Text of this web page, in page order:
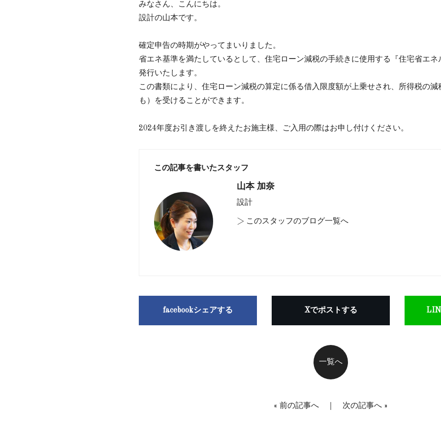
みなさん、こんにちは。
設計の山本です。
確定申告の時期がやってまいりました。
省エネ基準を満たしているとして、住宅ローン減税の手続きに使用する『住宅省エネ
発行いたします。
この書類により、住宅ローン減税の算定に係る借入限度額が上乗せされ、所得税の
も）を受けることができます。
2024年度お引き渡しを終えたお施主様、ご入用の際はお申し付けください。
この記事を書いたスタッフ
山本 加奈
設計
> このスタッフのブログ一覧へ
facebookシェアする Xでポストする
一覧へ
« 前の記事へ 次の記事へ »